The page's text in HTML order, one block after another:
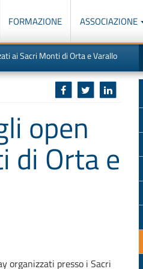
FORMAZIONE ASSOCIAZIONE
ai Sacri Monti di Orta e Varallo
open
di Orta e
organizzati presso i Sacri